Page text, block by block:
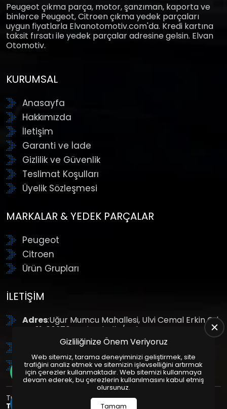
Peugeot çıkma parça, motor, şanzıman, kaporta ve
binlerce Peugeot, Citroen çıkma yedek parçaları
uygun fiyatlarla Elvanotomotiv.com'da. Kredi kartına
taksit fırsatı ile yedek parçalar adresine gelsin. Elvan
Otomotiv.
KURUMSAL
Anasayfa
Hakkımızda
İletişim
Garanti ve İade
Gizlilik ve Güvenlik
Teslimat Koşulları
Üyelik Sözleşmesi
MARKALAR & YEDEK PARÇALAR
Peugeot
Citroen
Ürün Grupları
İLETIŞIM
Adres:Uğur Mumcu Mahallesi, Ulvi Cemal Erkin Cd.
No:61, 06370 Yenimahalle/Ankara
: +90 (312) 354 8888
GSM: +90 (532) 343 4085
Tüm Hakları Saklıdır. | Bu site Us Yazılım
Tasarım
Paketleri ile Hazırlanmıştır. © 2025
Gizliliğinize Önem Veriyoruz
Web sitemiz, tarama deneyiminizi geliştirmek, site
trafiğini analiz etmek ve sitemizin işlevselliğini artırmak
için çerezler kullanmaktadır. Web sitemizi kullanmaya
devam ederek, bu çerezlerin kullanılmasını kabul etmiş
olursunuz.
Tamam